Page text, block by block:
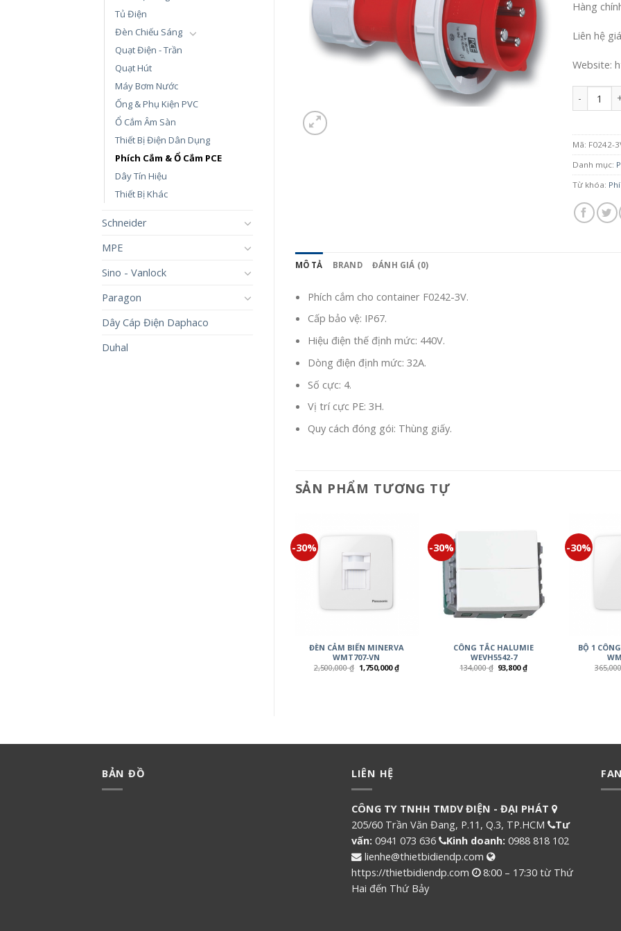
Tủ Điện
Đèn Chiếu Sáng
Quạt Điện - Trần
Quạt Hút
Máy Bơm Nước
Ống & Phụ Kiện PVC
Ổ Cắm Âm Sàn
Thiết Bị Điện Dân Dụng
Phích Cắm & Ổ Cắm PCE
Dây Tín Hiệu
Thiết Bị Khác
Schneider
MPE
Sino - Vanlock
Paragon
Dây Cáp Điện Daphaco
Duhal
Hàng
Liên hệ
Website:
Mã: F0242-
Danh mục:
Từ khóa:
MÔ TẢ BRAND ĐÁNH GIÁ (0)
Phích cắm cho container F0242-3V.
Cấp bảo vệ: IP67.
Hiệu điện thế định mức: 440V.
Dòng điện định mức: 32A.
Số cực: 4.
Vị trí cực PE: 3H.
Quy cách đóng gói: Thùng giấy.
SẢN PHẨM TƯƠNG TỰ
-30%
ĐÈN CẢM BIẾN MINERVA
WMT707-VN
2,500,000₫ 1,750,000₫
-30%
CÔNG TẮC HALUMIE
WEVH5542-7
134,000₫ 93,800₫
-30%
BỘ 1
BẢN ĐỒ LIÊN HỆ
CÔNG TY TNHH TMDV ĐIỆN - ĐẠI PHÁT
205/60 Trần Văn Đang, P.11, Q.3, TP.HCM
Tư
vấn: 0941 073 636 Kinh doanh: 0988 818 102
lienhe@thietbidiendp.com
https://thietbidiendp.com
8:00 – 17:30 từ Thứ
Hai đến Thứ Bảy